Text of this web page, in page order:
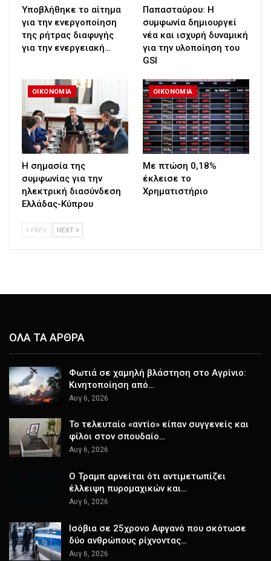
Υποβλήθηκε το αίτημα
για την ενεργοποίηση
της ρήτρας διαφυγής
για την ενεργειακή…
Παπασταύρου: Η
συμφωνία δημιουργεί
νέα και ισχυρή δυναμική
για την υλοποίηση του
GSI
ΟΙΚΟΝΟΜΙΑ
H σημασία της
συμφωνίας για την
ηλεκτρική διασύνδεση
Ελλάδας-Κύπρου
ΟΙΚΟΝΟΜΙΑ
Με πτώση 0,18%
έκλεισε το
Χρηματιστήριο
PREV NEXT
ΟΛΑ ΤΑ ΑΡΘΡΑ
Φωτιά σε χαμηλή βλάστηση στο Αγρίνιο:
Κινητοποίηση από…
Αυγ 6, 2026
Το τελευταίο «αντίο» είπαν συγγενείς και
φίλοι στον σπουδαίο…
Αυγ 6, 2026
Ο Τραμπ αρνείται ότι αντιμετωπίζει
έλλειψη πυρομαχικών και…
Αυγ 6, 2026
Ισόβια σε 25χρονο Αφγανό που σκότωσε
δύο ανθρώπους ρίχνοντας…
Αυγ 6, 2026